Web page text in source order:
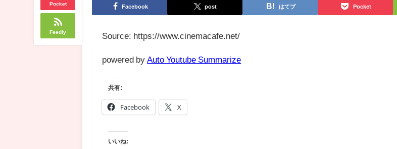
Pocket
Feedly
Facebook post はてブ Pocket
Source: https://www.cinemacafe.net/
powered by Auto Youtube Summarize
共有:
Facebook X
いいね: